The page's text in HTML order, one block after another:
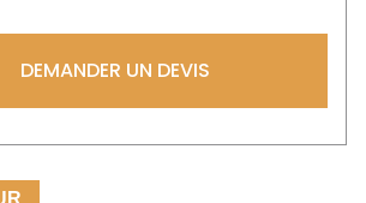
DEMANDER UN DEVIS